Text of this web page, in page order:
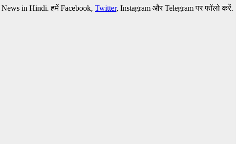
News in Hindi. हमेंFacebook, Twitter, Instagram और Telegramपर फॉलो करें.